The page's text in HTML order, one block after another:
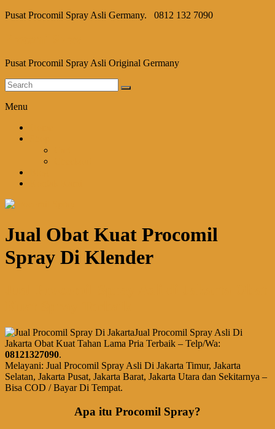
Pusat Procomil Spray Asli Germany. 0812 132 7090
Pusat Procomil Spray Asli Original Germany
Menu
Jual Obat Kuat Procomil
Spray Di Klender
Jual Procomil Spray Asli Di
Jakarta Obat Kuat Tahan Lama Pria Terbaik – Telp/Wa:
08121327090.
Melayani: Jual Procomil Spray Asli Di Jakarta Timur, Jakarta
Selatan, Jakarta Pusat, Jakarta Barat, Jakarta Utara dan Sekitarnya –
Bisa COD / Bayar Di Tempat.
Apa itu Procomil Spray?